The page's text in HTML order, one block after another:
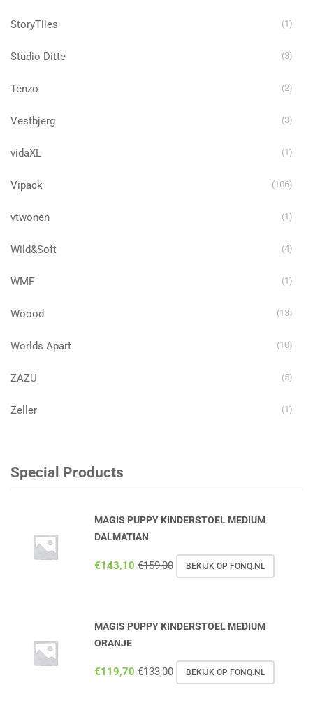
StoryTiles (1)
Studio Ditte (3)
Tenzo (2)
Vestbjerg (3)
vidaXL (1)
Vipack (106)
vtwonen (1)
Wild&Soft (4)
WMF (1)
Woood (13)
Worlds Apart (10)
ZAZU (5)
Zeller (1)
Special Products
MAGIS PUPPY KINDERSTOEL MEDIUM
DALMATIAN
€143,10 €159,00 BEKIJK OP FONQ.NL
MAGIS PUPPY KINDERSTOEL MEDIUM
ORANJE
€119,70 €133,00 BEKIJK OP FONQ.NL